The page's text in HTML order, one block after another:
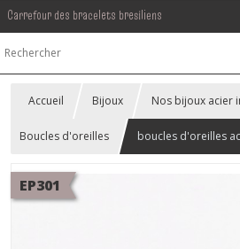
Carrefour des bracelets bresiliens
Accueil Bijoux Nos bijoux acier
Boucles d'oreilles boucles d'oreilles
EP301